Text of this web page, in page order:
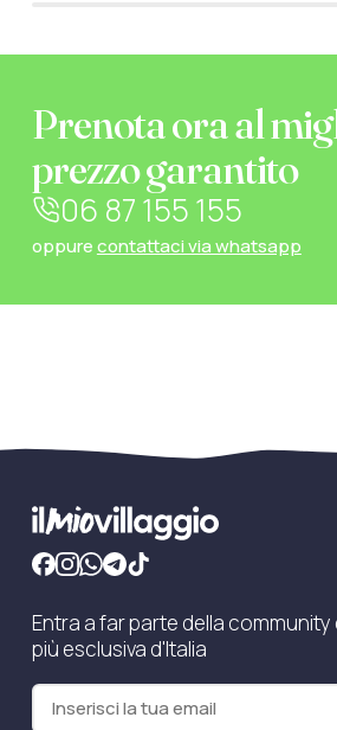
Prenota ora al
prezzo garantito
06 87 155 155
oppurecontattaci via whatsapp
Entra a far parte della community
più esclusiva d'Italia